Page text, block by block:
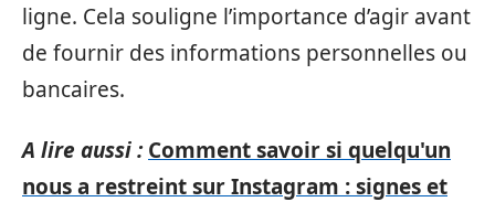
ligne. Cela souligne l’importance d’agir avant
de fournir des informations personnelles ou
bancaires.
A lire aussi : Comment savoir si quelqu'un
nous a restreint sur Instagram : signes et